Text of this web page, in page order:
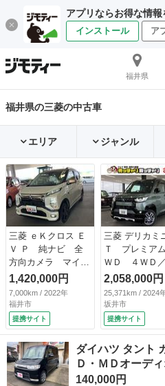
アプリならお得な情報
インストール ア
福井県
福井県の三菱の中古車
エリア ジャンル
三菱 ｅＫクロス Ｅ
Ｖ Ｐ 純ナビ 全
方向カメラ マイパ
イロット （検9.6）
1,420,000円
7,000km / 2022年
福井市
提携サイト
三菱 デリカミ
Ｔ プレミア
ＷＤ ４ＷＤ
オーナー／アダ
ィグクルーズコ
ロール／純正９
チディスプレイ
ディオ／全周
ーミラー／両
スライドドア／
フレール／シー
2,058,000円
25,371km / 2024
坂井市
提携サイト
ダイハツ タント
Ｄ・ＭＤオーデ
140,000円